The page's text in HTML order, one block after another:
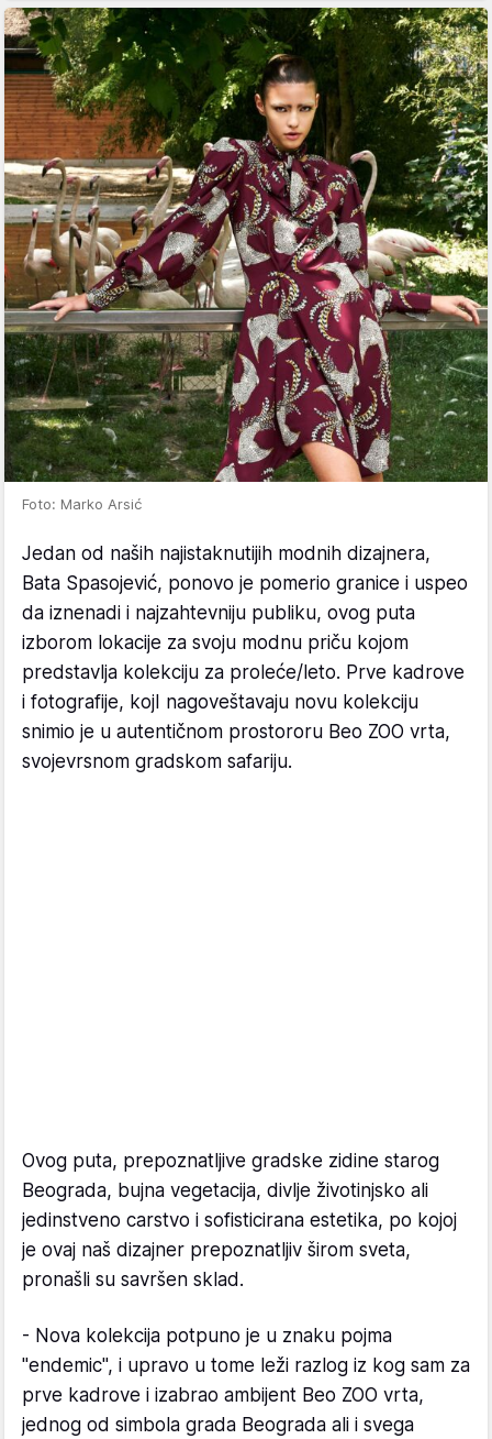
Foto: Marko Arsić
Jedan od naših najistaknutijih modnih dizajnera,
Bata Spasojević, ponovo je pomerio granice i uspeo
da iznenadi i najzahtevniju publiku, ovog puta
izborom lokacije za svoju modnu priču kojom
predstavlja kolekciju za proleće/leto. Prve kadrove
i fotografije, kojI nagoveštavaju novu kolekciju
snimio je u autentičnom prostororu Beo ZOO vrta,
svojevrsnom gradskom safariju.
Ovog puta, prepoznatljive gradske zidine starog
Beograda, bujna vegetacija, divlje životinjsko ali
jedinstveno carstvo i sofisticirana estetika, po kojoj
je ovaj naš dizajner prepoznatljiv širom sveta,
pronašli su savršen sklad.
- Nova kolekcija potpuno je u znaku pojma
"endemic", i upravo u tome leži razlog iz kog sam za
prve kadrove i izabrao ambijent Beo ZOO vrta,
jednog od simbola grada Beograda ali i svega